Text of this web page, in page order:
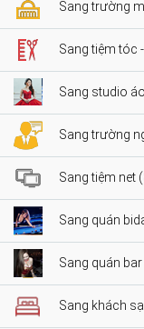
Sang trường
Sang tiệm tóc
Sang studio
Sang trường
Sang tiệm net
Sang quán
Sang quán
Sang khách